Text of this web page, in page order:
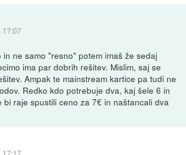
17:07
ne samo "resno" potem imaš že sedaj
ima par dobrih rešitev. Mislim, saj se
Ampak te mainstream kartice pa tudi ne
Redko kdo potrebuje dva, kaj šele 6 in
bi raje spustili ceno za 7€ in naštancali dva
17:17